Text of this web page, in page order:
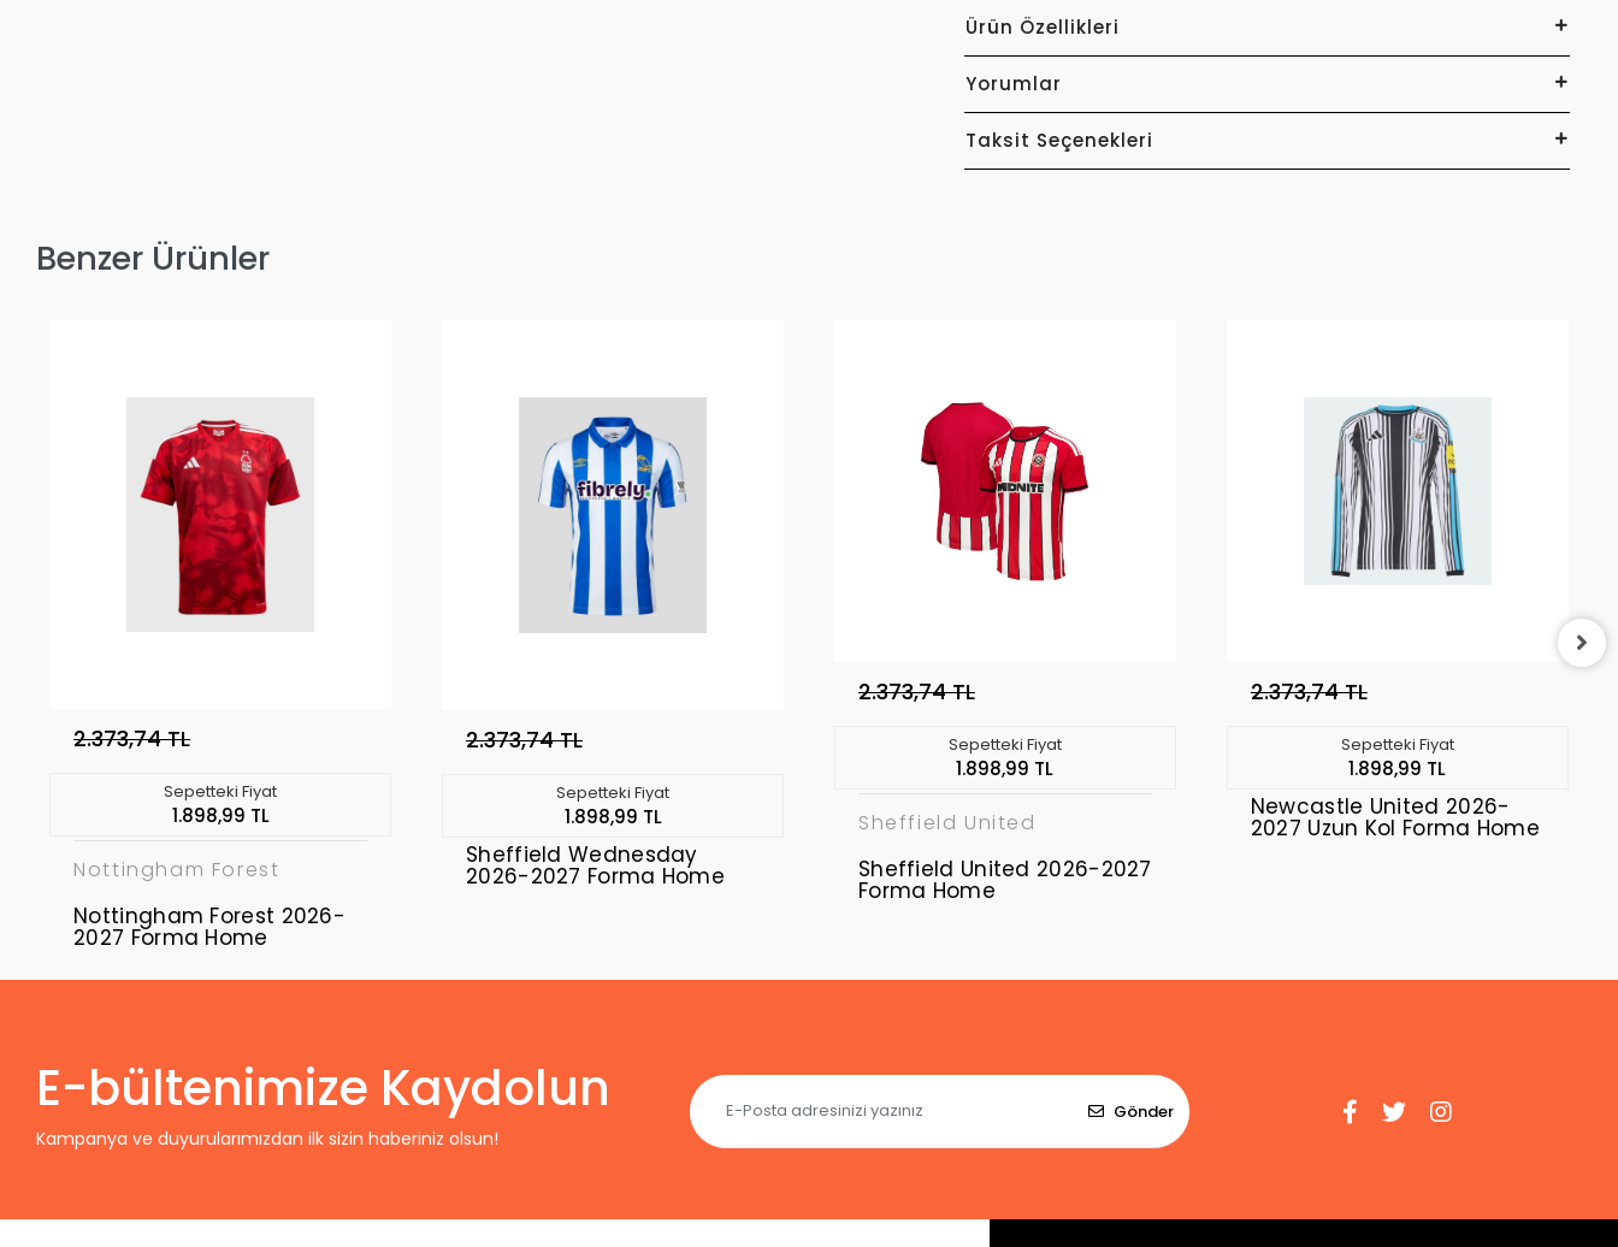
Ürün Özellikleri
Yorumlar
Taksit Seçenekleri
Benzer Ürünler
2.373,74 TL
Sepetteki Fiyat
1.898,99 TL
Nottingham Forest
Nottingham Forest 2026-
2027 Forma Home
2.373,74 TL
Sepetteki Fiyat
1.898,99 TL
Sheffield Wednesday
2026-2027 Forma Home
2.373,74 TL
Sepetteki Fiyat
1.898,99 TL
Sheffield United
Sheffield United 2026-2027
Forma Home
2.373,74 TL
Sepetteki Fiyat
1.898,99 TL
Newcastle United 2026-
2027 Uzun Kol Forma Home
E-bültenimize Kaydolun
Kampanya ve duyurularımızdan ilk sizin haberiniz olsun!
Gönder